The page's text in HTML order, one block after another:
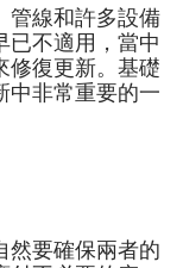
管線和許多設備
已不適用，當中
修復更新。基礎
中非常重要的一
然要確保兩者的